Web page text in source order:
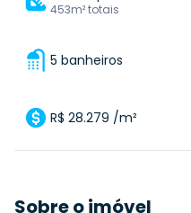
453m² totais
5 banheiros
R$ 28.279 /m²
Sobre o imóvel